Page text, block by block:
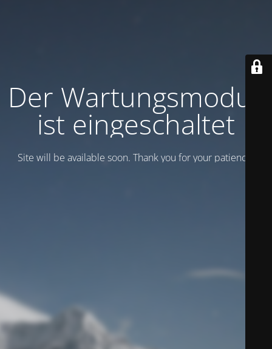
Der Wartungsmodus
ist eingeschaltet
Site will be available soon. Thank you for your patience!